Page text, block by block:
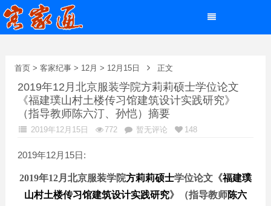
首页> 客家纪事> 12月 > 12月15日 正文
2019年12月北京服装学院方莉莉硕士学位论文
《福建璞山村土楼传习馆建筑设计实践研究》
（指导教师陈六汀、孙恺）摘要
2019年12月15日 772 暂无评论 148
2019年12月15日:
2019年12月 北京服装学院方莉莉硕士学位论文 《福建璞
山村土楼传习馆建筑设计实践研究》（指导教师陈六